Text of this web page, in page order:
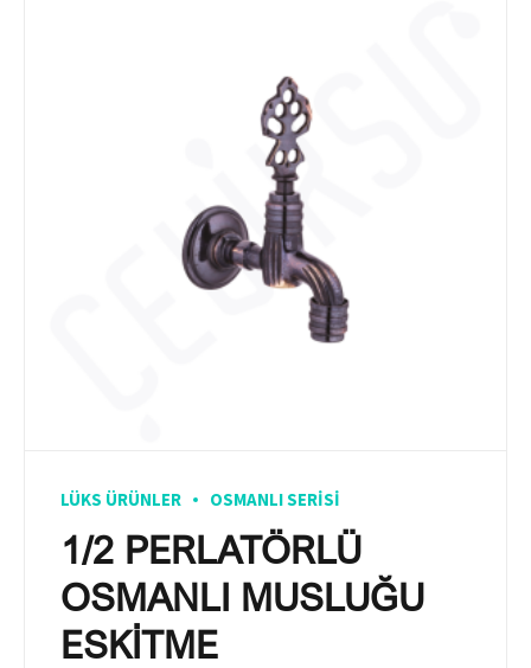
LÜKS ÜRÜNLER OSMANLI SERISI
1/2 PERLATÖRLÜ
OSMANLI MUSLUĞU
ESKİTME